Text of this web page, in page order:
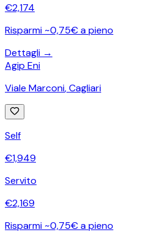
€2,174
Risparmi ~0,75€ a pieno
Dettagli →
Agip Eni
Viale Marconi,Cagliari
Self
€1,949
Servito
€2,169
Risparmi ~0,75€ a pieno